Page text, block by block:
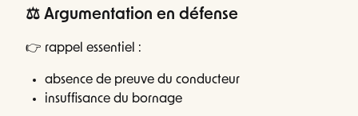
⚖️ Argumentation en défense
👉 rappel essentiel :
absence de preuve du conducteur
insuffisance du bornage